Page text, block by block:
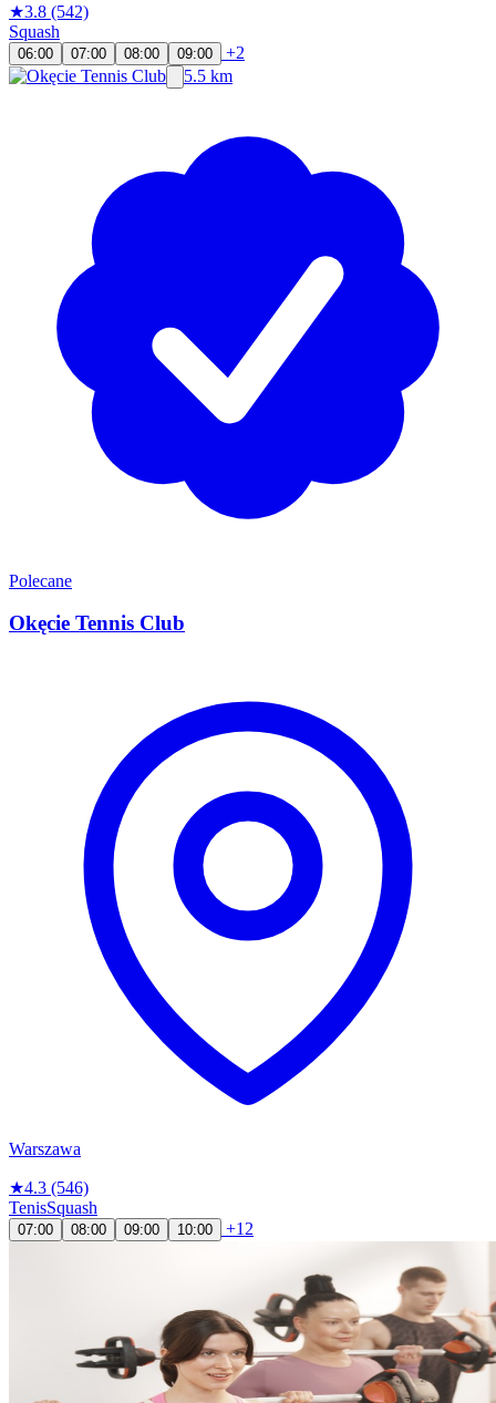
★3.8 (542)
Squash
06:00 07:00 08:00 09:00
+2
5.5 km
Polecane
Okęcie Tennis Club
Warszawa
★4.3 (546)
TenisSquash
07:00 08:00 09:00 10:00 +12